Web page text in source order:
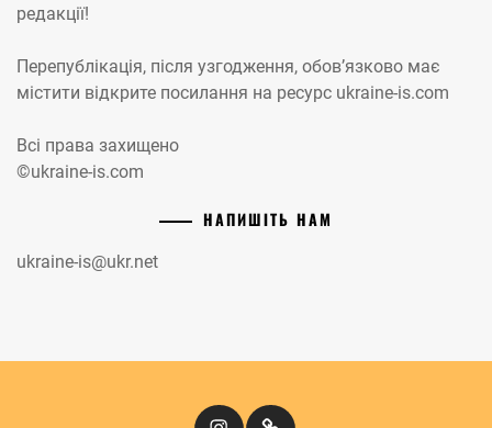
редакції!
Перепублікація, після узгодження, обов’язково має
містити відкрите посилання на ресурс ukraine-is.com
Всі права захищено
©ukraine-is.com
НАПИШІТЬ НАМ
ukraine-is@ukr.net
InstagramКіномандри